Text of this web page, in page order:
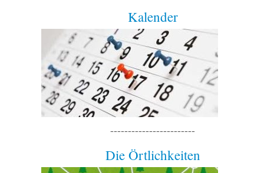
Kalender
------------------------
Die Örtlichkeiten